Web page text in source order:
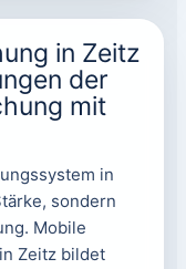
in Zeitz
der
mit
in
sondern
Mobile
Zeitz bildet